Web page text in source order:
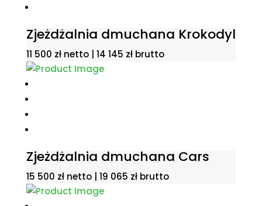
Zjeżdżalnia dmuchana Krokodyl
11 500 zł netto | 14 145 złbrutto
Zjeżdżalnia dmuchana Cars
15 500 zł netto | 19 065 złbrutto